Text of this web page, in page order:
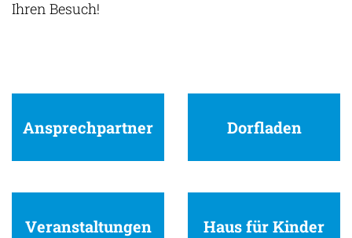
Ihren Besuch!
Ansprechpartner Dorfladen
Veranstaltungen Haus für Kinder